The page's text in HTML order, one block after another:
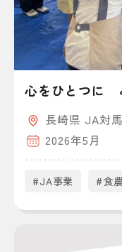
心をひとつに
長崎県 JA対馬
2026年5月
#JA事業 #食